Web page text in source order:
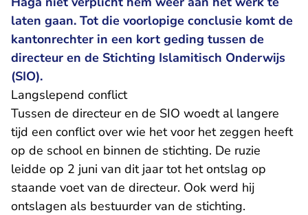
laten gaan. Tot die voorlopige conclusie komt de
kantonrechter in een kort geding tussen de
directeur en de Stichting Islamitisch Onderwijs
(SIO).
Langslepend conflict
Tussen de directeur en de SIO woedt al langere
tijd een conflict over wie het voor het zeggen heeft
op de school en binnen de stichting. De ruzie
leidde op 2 juni van dit jaar tot het ontslag op
staande voet van de directeur. Ook werd hij
ontslagen als bestuurder van de stichting.